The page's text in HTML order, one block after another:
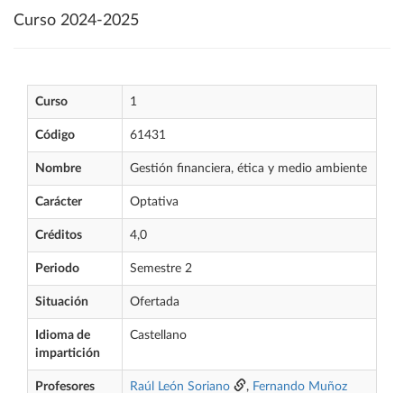
Curso 2024-2025
Curso 1
Código 61431
Nombre Gestión financiera, ética y medio ambiente
Carácter Optativa
Créditos 4,0
Periodo Semestre 2
Situación Ofertada
Idioma de
impartición
Castellano
Profesores Raúl León Soriano , Fernando Muñoz